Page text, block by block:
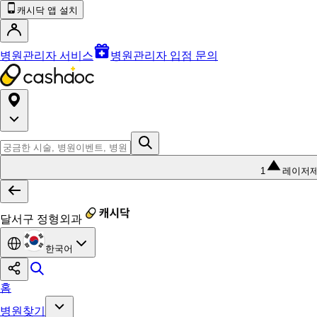
캐시닥 앱 설치
병원관리자 서비스 병원관리자 입점 문의
1 레이저
달서구 정형외과
한국어
홈
병원찾기